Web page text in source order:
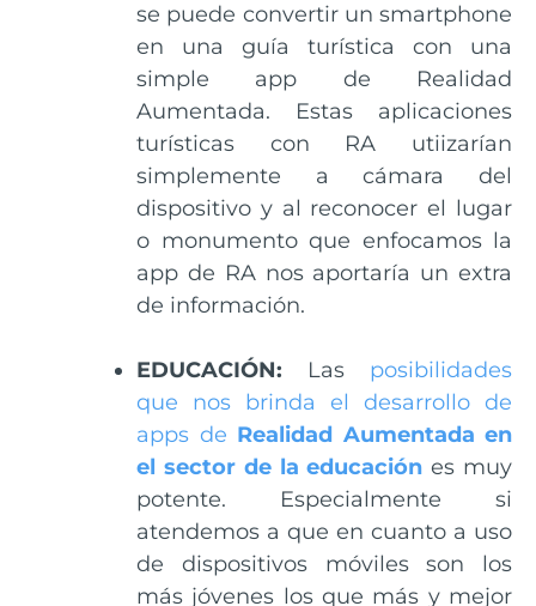
se puede convertir un smartphone
en una guía turística con una
simple app de Realidad
Aumentada. Estas aplicaciones
turísticas con RA utiizarían
simplemente a cámara del
dispositivo y al reconocer el lugar
o monumento que enfocamos la
app de RA nos aportaría un extra
de información.
EDUCACIÓN: Las posibilidades
que nos brinda el desarrollo de
apps de Realidad Aumentada en
el sector de la educación es muy
potente. Especialmente si
atendemos a que en cuanto a uso
de dispositivos móviles son los
más jóvenes los que más y mejor